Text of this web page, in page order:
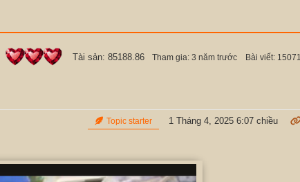
Tài sản: 85188.86 Tham gia: 3 năm trước Bài viết: 15071
Topic starter 1 Tháng 4, 2025 6:07 chiều